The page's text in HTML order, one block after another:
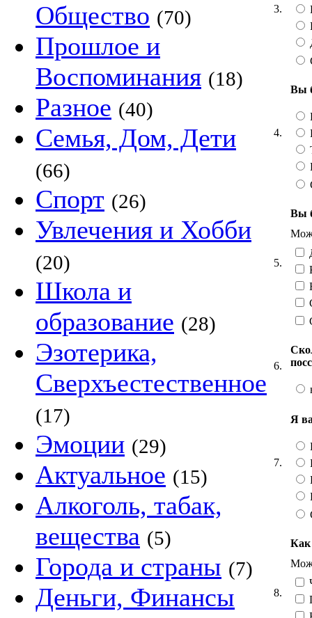
Общество (70)
Прошлое и
Воспоминания (18)
Разное (40)
Семья, Дом, Дети
(66)
Спорт (26)
Увлечения и Хобби
(20)
Школа и
образование (28)
Эзотерика,
Сверхъестественное
(17)
Эмоции (29)
Актуальное (15)
Алкоголь, табак,
вещества (5)
Города и страны (7)
Деньги, Финансы
3.
4.
Вы
5.
Вы
6.
7.
Я
8.
Как